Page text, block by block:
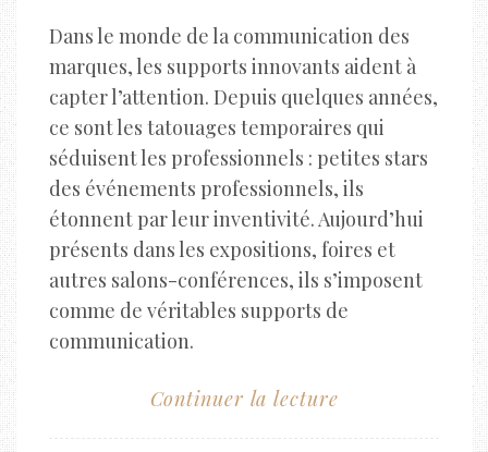
Dans le monde de la communication des
marques, les supports innovants aident à
capter l’attention. Depuis quelques années,
ce sont les tatouages temporaires qui
séduisent les professionnels : petites stars
des événements professionnels, ils
étonnent par leur inventivité. Aujourd’hui
présents dans les expositions, foires et
autres salons-conférences, ils s’imposent
comme de véritables supports de
communication.
Continuer la lecture